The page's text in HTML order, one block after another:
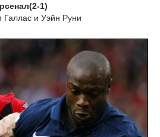
1)
Галлас и Уэйн Руни